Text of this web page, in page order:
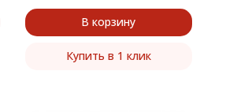
В корзину
Купить в 1 клик